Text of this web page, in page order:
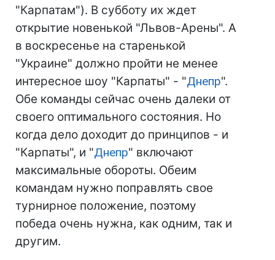
"Карпатам"). В субботу их ждет
открытие новенькой "Львов-Арены". А
в воскресенье на старенькой
"Украине" должно пройти не менее
интересное шоу "Карпаты" - "Днепр".
Обе команды сейчас очень далеки от
своего оптимального состояния. Но
когда дело доходит до принципов - и
"Карпаты", и "Днепр" включают
максимальные обороты. Обеим
командам нужно поправлять свое
турнирное положение, поэтому
победа очень нужна, как одним, так и
другим.